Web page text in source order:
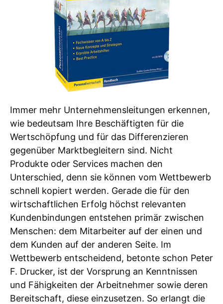
Immer mehr Unternehmensleitungen erkennen,
wie bedeutsam Ihre Beschäftigten für die
Wertschöpfung und für das Differenzieren
gegenüber Marktbegleitern sind. Nicht
Produkte oder Services machen den
Unterschied, denn sie können vom Wettbewerb
schnell kopiert werden. Gerade die für den
wirtschaftlichen Erfolg höchst relevanten
Kundenbindungen entstehen primär zwischen
Menschen: dem Mitarbeiter auf der einen und
dem Kunden auf der anderen Seite. Im
Wettbewerb entscheidend, betonte schon Peter
F. Drucker, ist der Vorsprung an Kenntnissen
und Fähigkeiten der Arbeitnehmer sowie deren
Bereitschaft, diese einzusetzen. So erlangt die